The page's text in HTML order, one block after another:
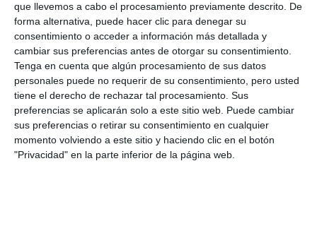
que llevemos a cabo el procesamiento previamente descrito. De
forma alternativa, puede hacer clic para denegar su
consentimiento o acceder a información más detallada y
cambiar sus preferencias antes de otorgar su consentimiento.
Tenga en cuenta que algún procesamiento de sus datos
personales puede no requerir de su consentimiento, pero usted
tiene el derecho de rechazar tal procesamiento. Sus
preferencias se aplicarán solo a este sitio web. Puede cambiar
sus preferencias o retirar su consentimiento en cualquier
momento volviendo a este sitio y haciendo clic en el botón
"Privacidad" en la parte inferior de la página web.